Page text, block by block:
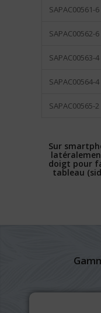
SAPAC00561-6
SAPAC00562-6
SAPAC00563-4
SAPAC00564-4
SAPAC00565-2
Sur
doigt pour
tableau